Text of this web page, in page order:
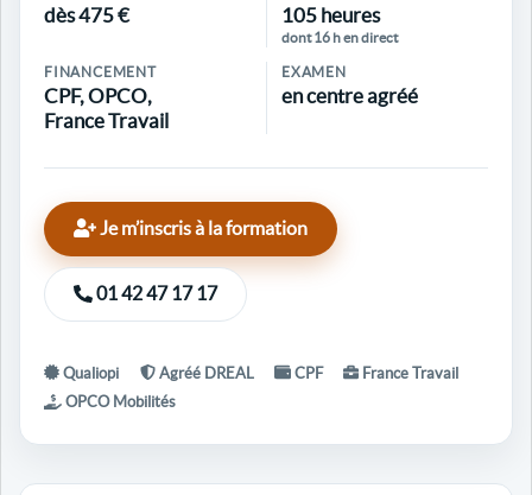
dès 475 € 105 heures
dont 16 h en direct
FINANCEMENT
CPF, OPCO,
France Travail
EXAMEN
en centre agréé
Je m’inscris à la formation
01 42 47 17 17
Qualiopi Agréé DREAL CPF
France Travail
OPCO Mobilités